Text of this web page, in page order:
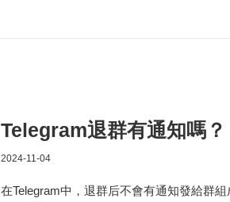
Telegram退群有通知嗎？
2024-11-04
在Telegram中，退群后不會有通知發給群